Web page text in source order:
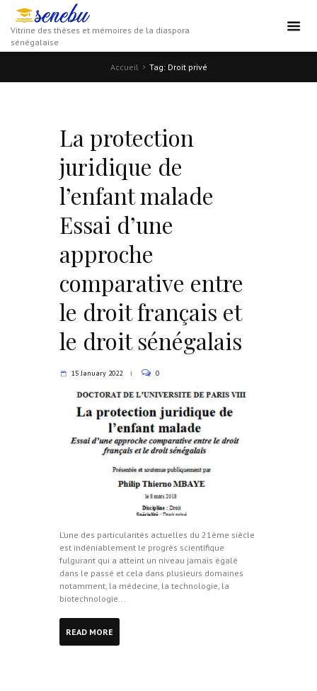
Vitrine des thèses et mémoires de la diaspora
sénégalaise
Accueil Tag: Droit privé
La protection
juridique de
l’enfant malade
Essai d’une
approche
comparative entre
le droit français et
le droit sénégalais
15 January 2022 0
L’une des particularités actuelles du 21ème siècle
est indéniablement le progrès scientifique
fulgurant qui a atteint un niveau jamais égalé
dans le passé et cela dans plusieurs domaines
notamment, la médecine, la technologie, la
biotechnologie...
READ MORE